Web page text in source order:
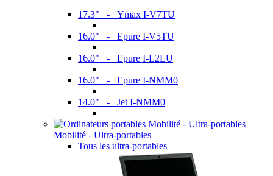
17.3" - Ymax I-V7TU
16.0" - Epure I-V5TU
16.0" - Epure I-L2LU
16.0" - Epure I-NMM0
14.0" - Jet I-NMM0
Mobilité - Ultra-portables
Tous les ultra-portables